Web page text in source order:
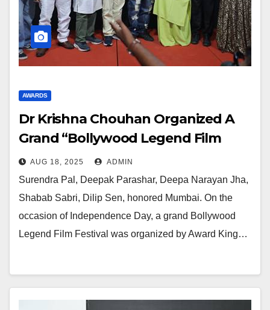
AWARDS
Dr Krishna Chouhan Organized A
Grand “Bollywood Legend Film
Festival”, Film Personalities Were
Present
AUG 18, 2025 ADMIN
Surendra Pal, Deepak Parashar, Deepa Narayan Jha,
Shabab Sabri, Dilip Sen, honored Mumbai. On the
occasion of Independence Day, a grand Bollywood
Legend Film Festival was organized by Award King…